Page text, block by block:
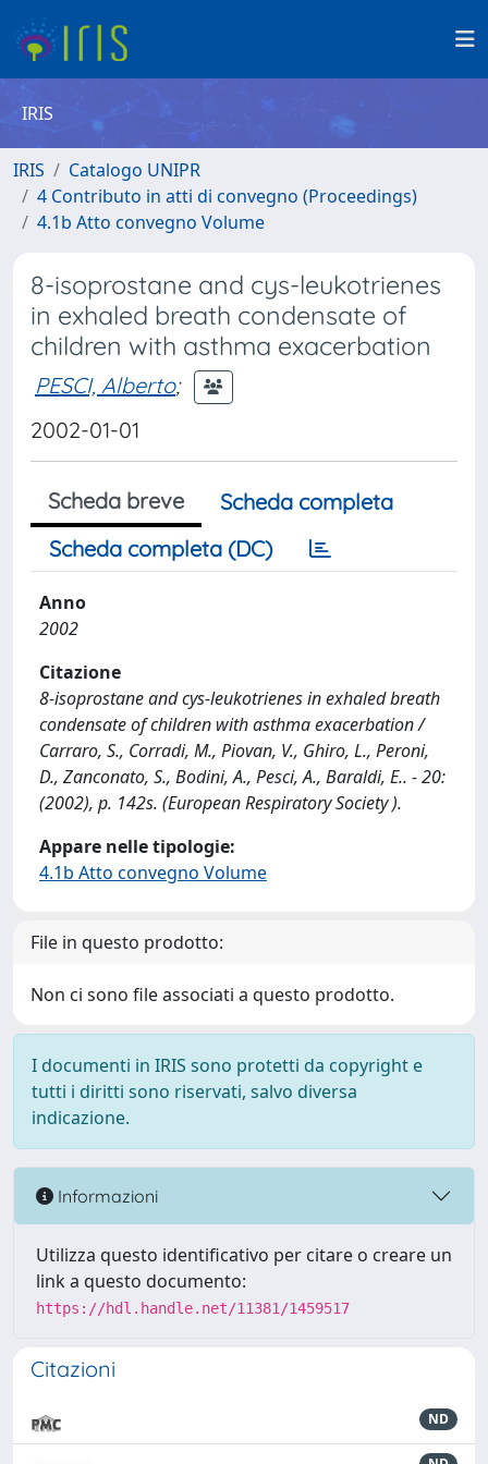
IRIS
IRIS
Catalogo UNIPR
4 Contributo in atti di convegno (Proceedings)
4.1b Atto convegno Volume
8-isoprostane and cys-leukotrienes
in exhaled breath condensate of
children with asthma exacerbation
PESCI, Alberto;
2002-01-01
Scheda breve
Scheda completa
Scheda completa (DC)
Anno
2002
Citazione
8-isoprostane and cys-leukotrienes in exhaled breath
condensate of children with asthma exacerbation /
Carraro, S., Corradi, M., Piovan, V., Ghiro, L., Peroni,
D., Zanconato, S., Bodini, A., Pesci, A., Baraldi, E.. - 20:
(2002), p. 142s. (European Respiratory Society ).
Appare nelle tipologie:
4.1b Atto convegno Volume
File in questo prodotto:
Non ci sono file associati a questo prodotto.
I documenti in IRIS sono protetti da copyright e
tutti i diritti sono riservati, salvo diversa
indicazione.
Informazioni
Utilizza questo identificativo per citare o creare un
link a questo documento:
https://hdl.handle.net/11381/1459517
Citazioni
ND